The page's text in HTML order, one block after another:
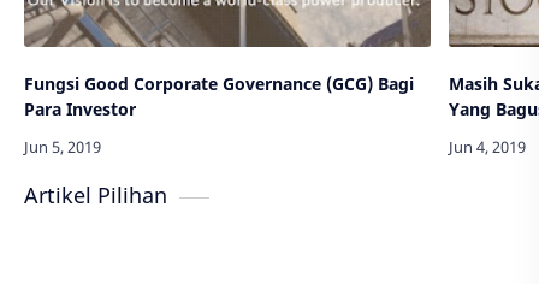
Fungsi Good Corporate Governance (GCG) Bagi
Para Investor
Masih
Yang
Artikel Pilihan